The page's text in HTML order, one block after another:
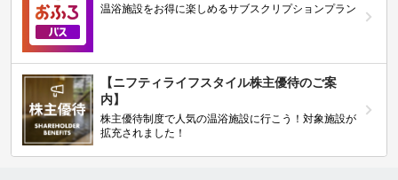
温浴施設をお得に楽しめるサブスクリプションプラン
【ニフティライフスタイル株主優待のご案
内】
株主優待制度で人気の温浴施設に行こう！対象施設が
拡充されました！